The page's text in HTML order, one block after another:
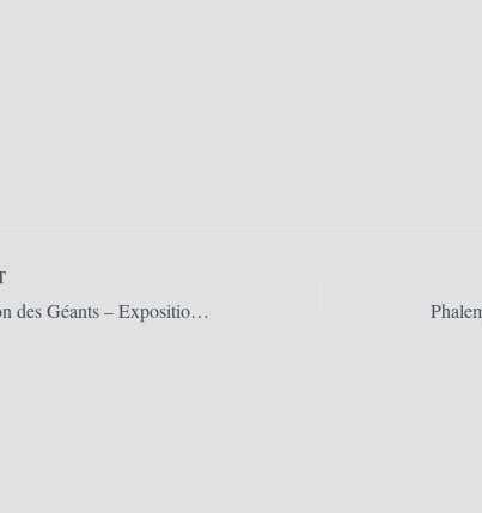
Ath (B) – Maison des Géants – Exposition « Stéphane Deleurence, faiseur de Géants » (18/09/2021)